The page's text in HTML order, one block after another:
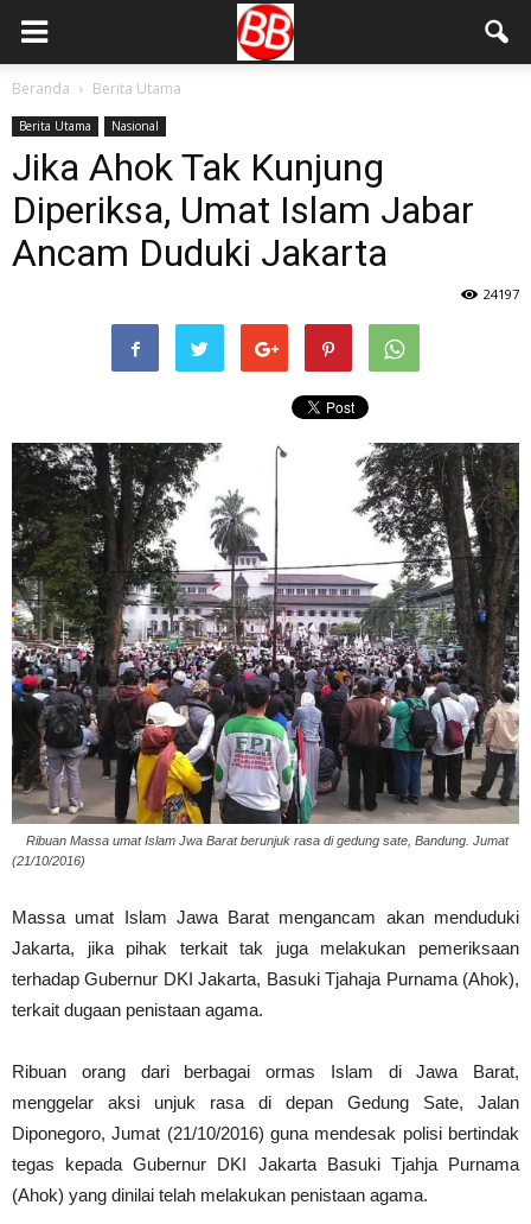
Beranda Berita Utama
Berita Utama Nasional
Jika Ahok Tak Kunjung
Diperiksa, Umat Islam Jabar
Ancam Duduki Jakarta
24197
Ribuan Massa umat Islam Jwa Barat berunjuk rasa di gedung sate, Bandung. Jumat
(21/10/2016)
Massa umat Islam Jawa Barat mengancam akan menduduki
Jakarta, jika pihak terkait tak juga melakukan pemeriksaan
terhadap Gubernur DKI Jakarta, Basuki Tjahaja Purnama (Ahok),
terkait dugaan penistaan agama.
Ribuan orang dari berbagai ormas Islam di Jawa Barat,
menggelar aksi unjuk rasa di depan Gedung Sate, Jalan
Diponegoro, Jumat (21/10/2016) guna mendesak polisi bertindak
tegas kepada Gubernur DKI Jakarta Basuki Tjahja Purnama
(Ahok) yang dinilai telah melakukan penistaan agama.